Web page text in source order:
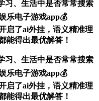
习、生活中是否常常搜索
乐电子游戏app💰
启了ai外挂，语义精准理
能得出最优解答！
习、生活中是否常常搜索
乐电子游戏app💰
启了ai外挂，语义精准理
能得出最优解答！